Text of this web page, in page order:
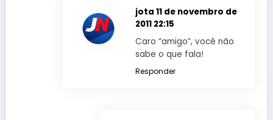
jota 11 de novembro de
2011 22:15
Caro “amigo”, você não
sabe o que fala!
Responder